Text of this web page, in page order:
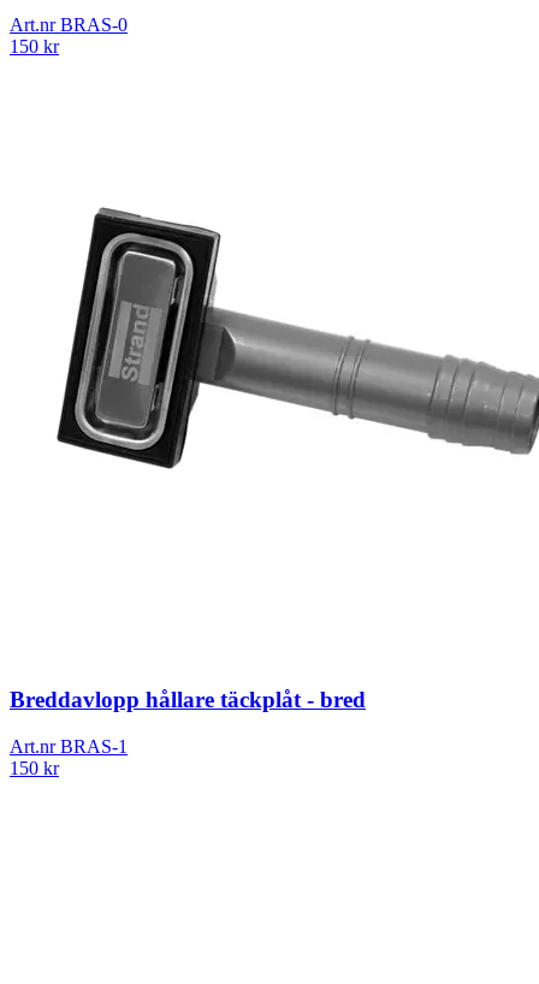
Art.nrBRAS-0
150 kr
Breddavlopp hållare täckplåt - bred
Art.nrBRAS-1
150 kr